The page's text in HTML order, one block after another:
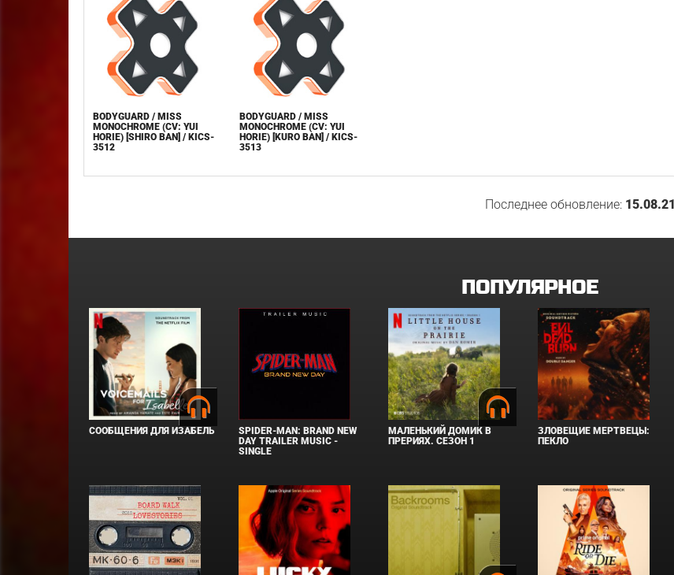
BODYGUARD / MISS
MONOCHROME (CV: YUI
HORIE) [SHIRO BAN] / KICS-
3512
BODYGUARD / MISS
MONOCHROME (CV: YUI
HORIE) [KURO BAN] / KICS-
3513
Последнее обновление: 15.08.21
ПОПУЛЯРНОЕ
СООБЩЕНИЯ ДЛЯ ИЗАБЕЛЬ
SPIDER-MAN: BRAND NEW
DAY TRAILER MUSIC -
SINGLE
МАЛЕНЬКИЙ ДОМИК В
ПРЕРИЯХ. СЕЗОН 1
ЗЛОВЕЩИЕ МЕРТВЕЦЫ:
ПЕКЛО